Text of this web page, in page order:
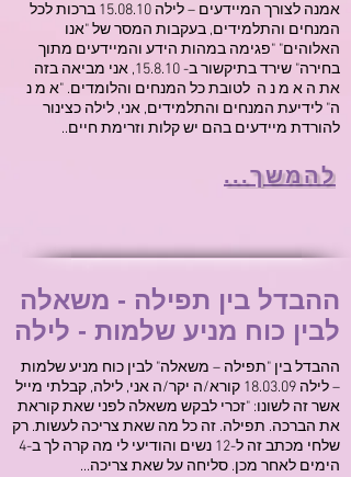
אמנה לצורך המיידעים – לילה 15.08.10 ברכות לכל
המנחים והתלמידים, בעקבות המסר של "אנו
האלוהים" "פגימה במהות הידע והמיידעים מתוך
בחירה" שירד בתיקשור ב- 15.8.10, אני מביאה בזה
את ה א מ נ ה לטובת כל המנחים והלומדים. "א מ נ
ה" לידיעת המנחים והתלמידים, אני, לילה כצינור
להורדת מיידעים בהם יש קלות וזרימת חיים..
להמשך...
ההבדל בין תפילה - משאלה
לבין כוח מניע שלמות - לילה
ההבדל בין "תפילה – משאלה" לבין כוח מניע שלמות
– לילה 18.03.09 קורא/ה יקר/ה אני, לילה, קבלתי מייל
אשר זה לשונו: "זכרי לבקש משאלה לפני שאת קוראת
את הברכה. תפילה. זה כל מה שאת צריכה לעשות. רק
שלחי מכתב זה ל-12 נשים והודיעי לי מה קרה לך ב-4
הימים לאחר מכן. סליחה על שאת צריכה...